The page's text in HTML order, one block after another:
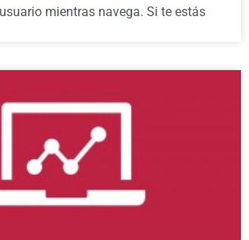
mientras navega. Si te estás